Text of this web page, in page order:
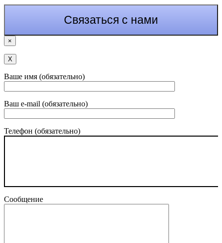
×
Х
Ваше имя (обязательно)
Ваш e-mail (обязательно)
Телефон (обязательно)
Сообщение